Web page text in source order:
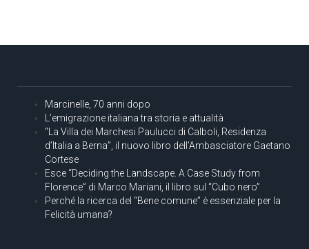
Marcinelle, 70 anni dopo
L’emigrazione italiana tra storia e attualità
“La Villa dei Marchesi Paulucci di Calboli, Residenza
d’Italia a Berna”, il nuovo libro dell’Ambasciatore Gaetano
Cortese
Esce “Deciding the Landscape. A Case Study from
Florence” di Marco Mariani, il libro sul “Cubo nero”
Perché la ricerca del “Bene comune” è essenziale per la
Felicità umana?